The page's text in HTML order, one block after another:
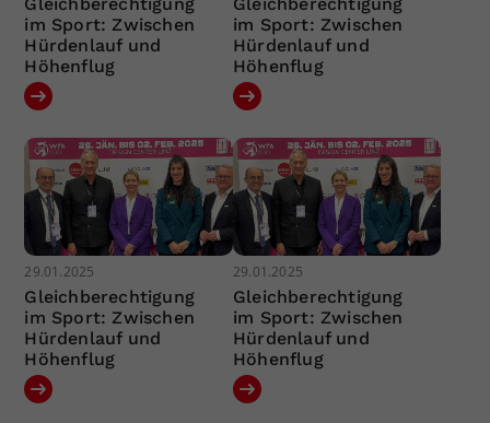
im Sport: Zwischen
Hürdenlauf und
Höhenflug
im Sport: Zwischen
Hürdenlauf und
Höhenflug
29.01.2025
Gleichberechtigung
im Sport: Zwischen
Hürdenlauf und
Höhenflug
29.01.2025
Gleichberechtigung
im Sport: Zwischen
Hürdenlauf und
Höhenflug